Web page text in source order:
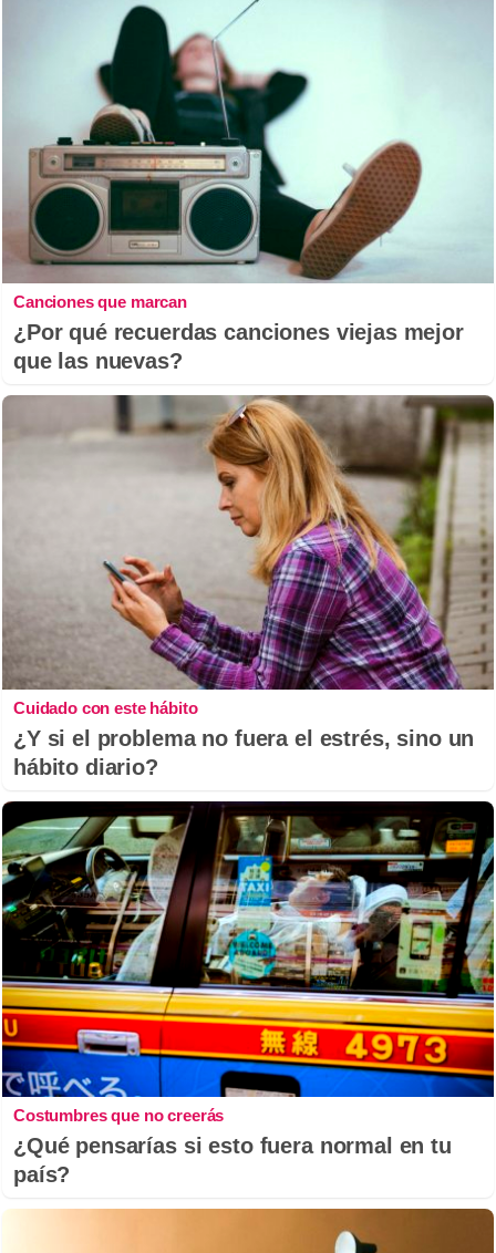
Canciones que marcan
¿Por qué recuerdas canciones viejas mejor
que las nuevas?
Cuidado con este hábito
¿Y si el problema no fuera el estrés, sino un
hábito diario?
Costumbres que no creerás
¿Qué pensarías si esto fuera normal en tu
país?